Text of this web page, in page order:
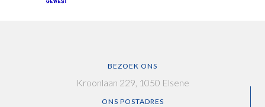
BEZOEK ONS
Kroonlaan 229, 1050 Elsene
ONS POSTADRES